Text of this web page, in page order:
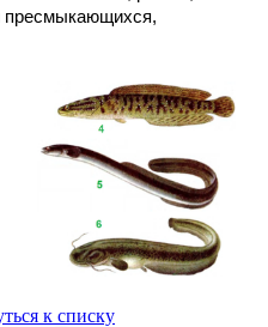
пресмыкающихся,
к списку